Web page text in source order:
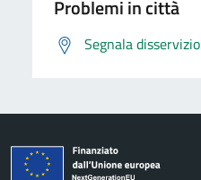
Problemi in città
Segnala disservizio